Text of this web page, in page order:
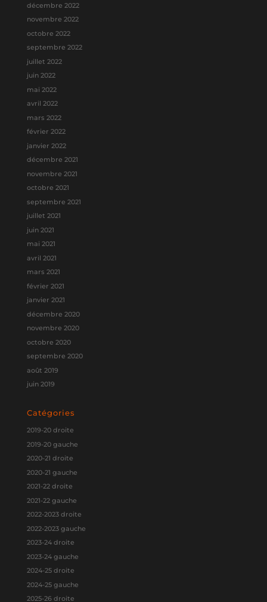
décembre 2022
novembre 2022
octobre 2022
septembre 2022
juillet 2022
juin 2022
mai 2022
avril 2022
mars 2022
février 2022
janvier 2022
décembre 2021
novembre 2021
octobre 2021
septembre 2021
juillet 2021
juin 2021
mai 2021
avril 2021
mars 2021
février 2021
janvier 2021
décembre 2020
novembre 2020
octobre 2020
septembre 2020
août 2019
juin 2019
Catégories
2019-20 droite
2019-20 gauche
2020-21 droite
2020-21 gauche
2021-22 droite
2021-22 gauche
2022-2023 droite
2022-2023 gauche
2023-24 droite
2023-24 gauche
2024-25 droite
2024-25 gauche
2025-26 droite